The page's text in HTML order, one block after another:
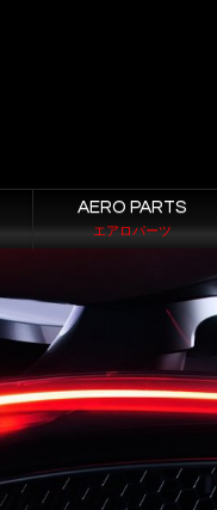
AERO PARTS
エアロパーツ